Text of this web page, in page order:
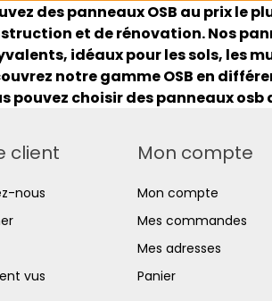
des panneaux OSB au prix le
et de rénovation. Nos
idéaux pour les sols, les
notre gamme OSB en
pouvez choisir des panneaux
client
nous
vus
Mon compte
Mon compte
Mes commandes
Mes adresses
Panier